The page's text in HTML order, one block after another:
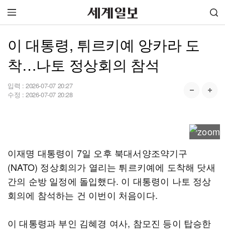
이 대통령, 튀르키예 앙카라 도
착…나토 정상회의 참석
입력 : 2026-07-07 20:27
수정 : 2026-07-07 20:28
이재명 대통령이 7일 오후 북대서양조약기구
(NATO) 정상회의가 열리는 튀르키예에 도착해 닷새
간의 순방 일정에 돌입했다. 이 대통령이 나토 정상
회의에 참석하는 건 이번이 처음이다.
이 대통령과 부인 김혜경 여사, 참모진 등이 탑승한